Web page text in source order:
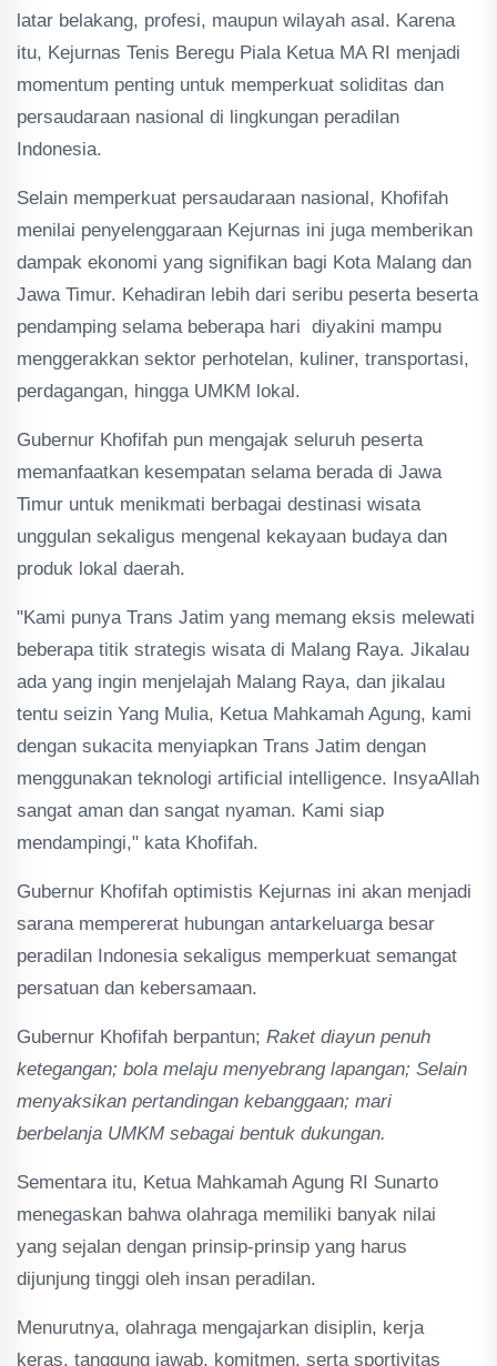
latar belakang, profesi, maupun wilayah asal. Karena
itu, Kejurnas Tenis Beregu Piala Ketua MA RI menjadi
momentum penting untuk memperkuat soliditas dan
persaudaraan nasional di lingkungan peradilan
Indonesia.
Selain memperkuat persaudaraan nasional, Khofifah
menilai penyelenggaraan Kejurnas ini juga memberikan
dampak ekonomi yang signifikan bagi Kota Malang dan
Jawa Timur. Kehadiran lebih dari seribu peserta beserta
pendamping selama beberapa hari diyakini mampu
menggerakkan sektor perhotelan, kuliner, transportasi,
perdagangan, hingga UMKM lokal.
Gubernur Khofifah pun mengajak seluruh peserta
memanfaatkan kesempatan selama berada di Jawa
Timur untuk menikmati berbagai destinasi wisata
unggulan sekaligus mengenal kekayaan budaya dan
produk lokal daerah.
"Kami punya Trans Jatim yang memang eksis melewati
beberapa titik strategis wisata di Malang Raya. Jikalau
ada yang ingin menjelajah Malang Raya, dan jikalau
tentu seizin Yang Mulia, Ketua Mahkamah Agung, kami
dengan sukacita menyiapkan Trans Jatim dengan
menggunakan teknologi artificial intelligence. InsyaAllah
sangat aman dan sangat nyaman. Kami siap
mendampingi," kata Khofifah.
Gubernur Khofifah optimistis Kejurnas ini akan menjadi
sarana mempererat hubungan antarkeluarga besar
peradilan Indonesia sekaligus memperkuat semangat
persatuan dan kebersamaan.
Gubernur Khofifah berpantun; Raket diayun penuh
ketegangan; bola melaju menyebrang lapangan; Selain
menyaksikan pertandingan kebanggaan; mari
berbelanja UMKM sebagai bentuk dukungan.
Sementara itu, Ketua Mahkamah Agung RI Sunarto
menegaskan bahwa olahraga memiliki banyak nilai
yang sejalan dengan prinsip-prinsip yang harus
dijunjung tinggi oleh insan peradilan.
Menurutnya, olahraga mengajarkan disiplin, kerja
keras, tanggung jawab, komitmen, serta sportivitas